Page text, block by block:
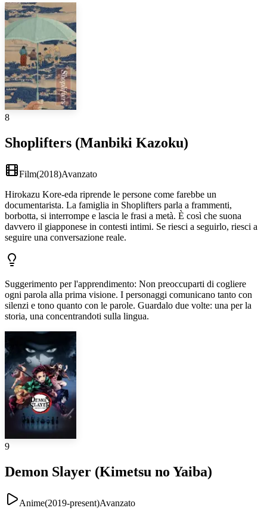
8
Shoplifters (Manbiki Kazoku)
Film(2018)Avanzato
Hirokazu Kore-eda riprende le persone come farebbe un
documentarista. La famiglia in Shoplifters parla a frammenti,
borbotta, si interrompe e lascia le frasi a metà. È così che suona
davvero il giapponese in contesti intimi. Se riesci a seguirlo, riesci a
seguire una conversazione reale.
Suggerimento per l'apprendimento: Non preoccuparti di cogliere
ogni parola alla prima visione. I personaggi comunicano tanto con
silenzi e tono quanto con le parole. Guardalo due volte: una per la
storia, una concentrandoti sulla lingua.
9
Demon Slayer (Kimetsu no Yaiba)
Anime(2019-present)Avanzato